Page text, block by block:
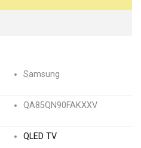
Samsung
QA85QN90FAKXXV
QLED TV